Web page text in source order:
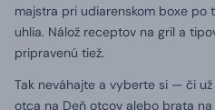
majstra pri udiarenskom boxe
uhlia. Nálož receptov na gril a
pripravenú tiež.
Tak neváhajte a vyberte si — či
otca na Deň otcov alebo brata